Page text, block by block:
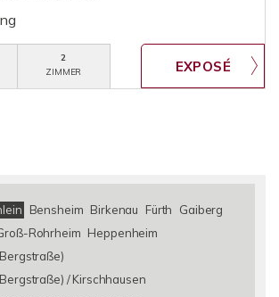
2
ZIMMER
Bensheim Birkenau Fürth
Gaiberg
Rohrheim Heppenheim
/ Kirschhausen